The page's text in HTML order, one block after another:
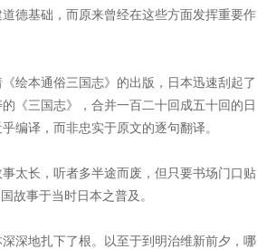
德基础，而原来曾经在这些方面发挥重要作
绘本通俗三国志》的出版，日本迅速刮起了
《三国志》，合并一百二十回成五十回的日
编译，而非忠实于原文的逐句翻译。
太长，听者多半途而废，但只要书场门口贴
故事于当时日本之普及。
深地扎下了根。以至于到明治维新前夕，哪